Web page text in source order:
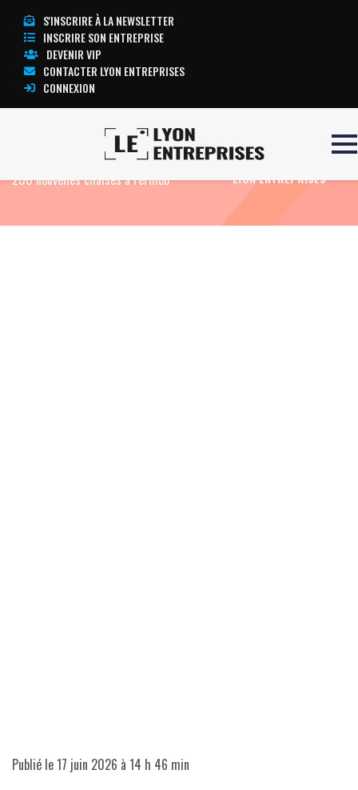
S'INSCRIRE À LA NEWSLETTER
INSCRIRE SON ENTREPRISE
DEVENIR VIP
CONTACTER LYON ENTREPRISES
CONNEXION
New York commande 1
200 nouvelles chaises à Fermob
TOUTE L’ACTUALITÉ
LYON ENTREPRISES
Publié le17 juin 2026 à 14 h 46 min